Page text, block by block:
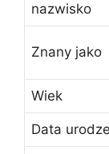
nazwisko
Znany jako
Wiek
Data